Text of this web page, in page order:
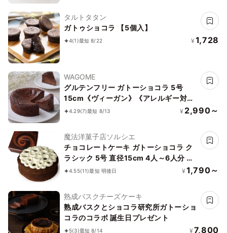
タルトタタン
ガトゥショコラ 【5個入】
4(1)最短 8/22 ¥ 1,728
WAGOME
グルテンフリー ガトーショコラ 5号
15cm《ヴィーガン》《アレルギー対
応》《小麦なし》《卵なし》《乳なし》
4.29(7)最短 8/13 ¥ 2,990～
魔法洋菓子店ソルシエ
チョコレートケーキ ガトーショコラ ク
ラシック 5号 直径15cm 4人～6人分 約
320g「選べる飾り： バースデー クリ
4.55(11)最短 明後日 ¥ 1,790～
熟成バスクチーズケーキ
熟成バスクとショコラ研究所ガトーショ
コラのコラボ 誕生日プレゼント
5(3)最短 8/14 ¥ 7,800